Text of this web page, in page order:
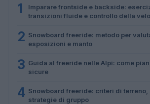
1
Imparare frontside e backside:
transizioni fluide e controllo della
2 Snowboard freeride: metodo per
esposizioni e manto
3 Guida al freeride nelle Alpi: come
sicure
4 Snowboard freeride: criteri di terreno,
strategie di gruppo